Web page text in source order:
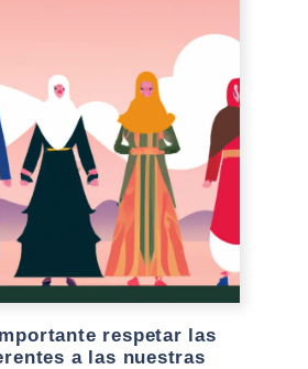
respetar las
a las nuestras